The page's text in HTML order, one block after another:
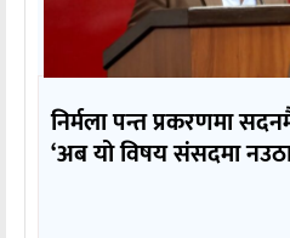
निर्मला पन्त प्रकरणमा सदनमै
‘अब यो विषय संसदमा